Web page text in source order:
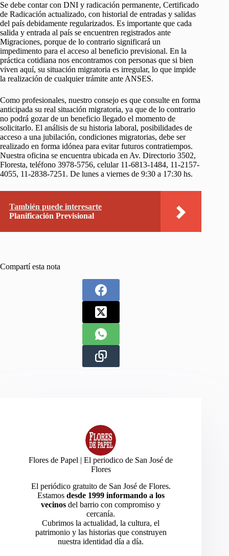
Se debe contar con DNI y radicación permanente, Certificado
de Radicación actualizado, con historial de entradas y salidas
del país debidamente regularizados. Es importante que cada
salida y entrada al país se encuentren registrados ante
Migraciones, porque de lo contrario significará un
impedimento para el acceso al beneficio previsional. En la
práctica cotidiana nos encontramos con personas que si bien
viven aquí, su situación migratoria es irregular, lo que impide
la realización de cualquier trámite ante ANSES.
Como profesionales, nuestro consejo es que consulte en forma
anticipada su real situación migratoria, ya que de lo contrario
no podrá gozar de un beneficio llegado el momento de
solicitarlo. El análisis de su historia laboral, posibilidades de
acceso a una jubilación, condiciones migratorias, debe ser
realizado en forma idónea para evitar futuros contratiempos.
Nuestra oficina se encuentra ubicada en Av. Directorio 3502,
Floresta, teléfono 3978-5756, celular 11-6813-1484, 11-2157-
4055, 11-2838-7251. De lunes a viernes de 9:30 a 17:30 hs.
También puede interesarte
Planificación Previsional
Compartí esta nota
Flores de Papel | El periodico de San José de
Flores
El periódico gratuito de San José de Flores.
Estamos desde 1999 informando a los
vecinos del barrio con compromiso y
cercanía.
Cubrimos la actualidad, la cultura, el
patrimonio y las historias que construyen
nuestra identidad día a día.